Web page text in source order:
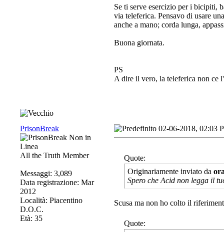
Se ti serve esercizio per i bicipiti,
via teleferica. Pensavo di usare
anche a mano; corda lunga,
Buona giornata.
PS
A dire il vero, la teleferica non ce
PrisonBreak
All the Truth Member
Messaggi: 3,089
Data registrazione: Mar
2012
Località: Piacentino
D.O.C.
Età: 35
02-06-2018, 02:03
Quote:
Originariamente inviato da
Spero che Acid non legga il
Scusa ma non ho colto il
Quote: